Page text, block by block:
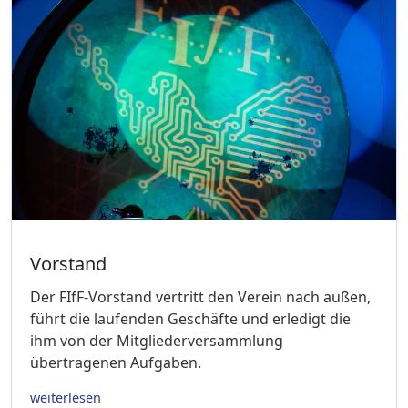
Vorstand
Der FIfF-Vorstand vertritt den Verein nach außen,
führt die laufenden Geschäfte und erledigt die
ihm von der Mitgliederversammlung
übertragenen Aufgaben.
weiterlesen